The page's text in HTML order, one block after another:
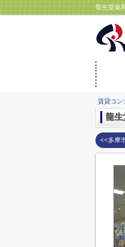
龍生堂薬
賃貸コン
龍
<<多摩